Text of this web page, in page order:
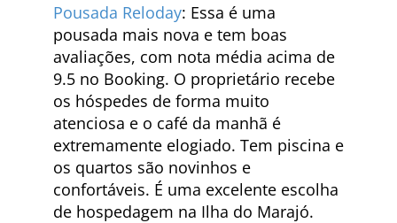
Pousada Reloday: Essa é uma
pousada mais nova e tem boas
avaliações, com nota média acima de
9.5 no Booking. O proprietário recebe
os hóspedes de forma muito
atenciosa e o café da manhã é
extremamente elogiado. Tem piscina e
os quartos são novinhos e
confortáveis. É uma excelente escolha
de hospedagem na Ilha do Marajó.